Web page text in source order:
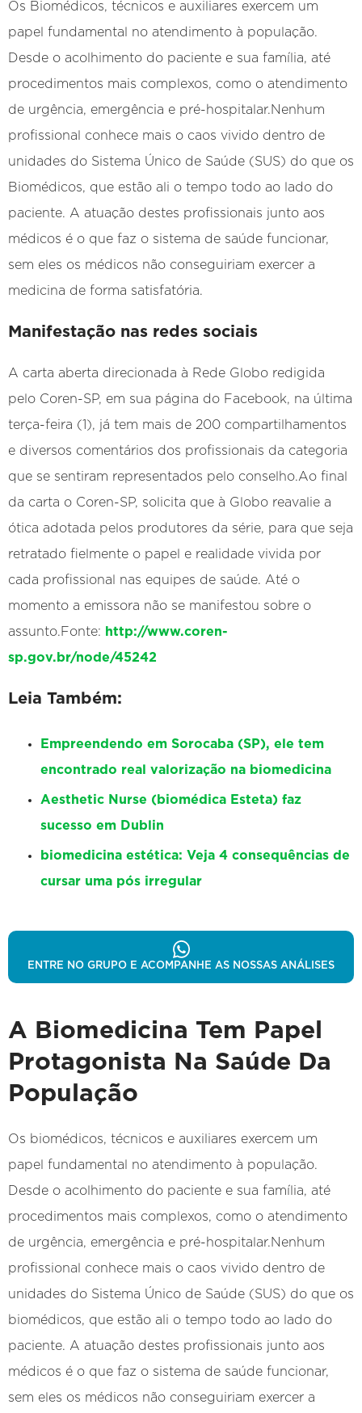
Os Biomédicos, técnicos e auxiliares exercem um
papel fundamental no atendimento à população.
Desde o acolhimento do paciente e sua família, até
procedimentos mais complexos, como o atendimento
de urgência, emergência e pré-hospitalar.Nenhum
profissional conhece mais o caos vivido dentro de
unidades do Sistema Único de Saúde (SUS) do que os
Biomédicos, que estão ali o tempo todo ao lado do
paciente. A atuação destes profissionais junto aos
médicos é o que faz o sistema de saúde funcionar,
sem eles os médicos não conseguiriam exercer a
medicina de forma satisfatória.
Manifestação nas redes sociais
A carta aberta direcionada à Rede Globo redigida
pelo Coren-SP, em sua página do Facebook, na última
terça-feira (1), já tem mais de 200 compartilhamentos
e diversos comentários dos profissionais da categoria
que se sentiram representados pelo conselho.Ao final
da carta o Coren-SP, solicita que à Globo reavalie a
ótica adotada pelos produtores da série, para que seja
retratado fielmente o papel e realidade vivida por
cada profissional nas equipes de saúde. Até o
momento a emissora não se manifestou sobre o
assunto.Fonte: http://www.coren-
sp.gov.br/node/45242
Leia Também:
Empreendendo em Sorocaba (SP), ele tem
encontrado real valorização na biomedicina
Aesthetic Nurse (biomédica Esteta) faz
sucesso em Dublin
biomedicina estética: Veja 4 consequências de
cursar uma pós irregular
ENTRE NO GRUPO E ACOMPANHE AS NOSSAS ANÁLISES
A Biomedicina Tem Papel
Protagonista Na Saúde Da
População
Os biomédicos, técnicos e auxiliares exercem um
papel fundamental no atendimento à população.
Desde o acolhimento do paciente e sua família, até
procedimentos mais complexos, como o atendimento
de urgência, emergência e pré-hospitalar.Nenhum
profissional conhece mais o caos vivido dentro de
unidades do Sistema Único de Saúde (SUS) do que os
biomédicos, que estão ali o tempo todo ao lado do
paciente. A atuação destes profissionais junto aos
médicos é o que faz o sistema de saúde funcionar,
sem eles os médicos não conseguiriam exercer a